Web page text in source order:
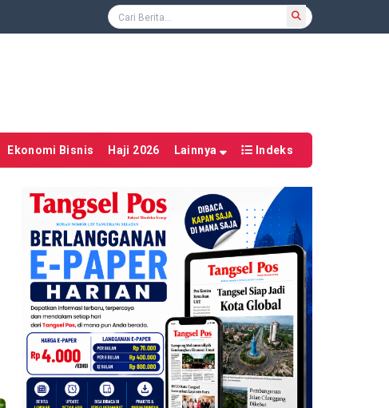
Ekonomi Bisnis Haji 2026 Lainnya Indeks